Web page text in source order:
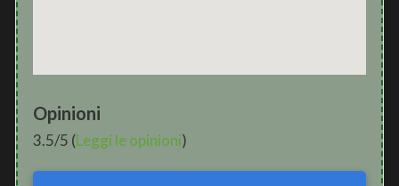
Opinioni
3.5/5 (Leggi le opinioni)